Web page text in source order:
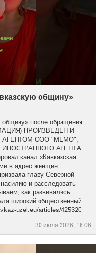
общину»
общину» после обращения
ПРОИЗВЕДЕН И
ООО "МЕМО",
АГЕНТА
канал «Кавказская
в адрес женщин.
главу Северной
и расследовать
как развивались
широкий общественный
uzel.eu/articles/425320
30 июля 2026, 16:06